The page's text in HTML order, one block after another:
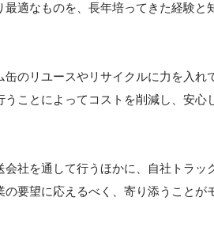
適なものを、長年培ってきた経験と
のリユースやリサイクルに力を入れ
ことによってコストを削減し、安心
社を通して行うほかに、自社トラッ
要望に応えるべく、寄り添うことが